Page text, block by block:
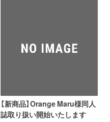
【新商品】Orange Maru様同人
誌取り扱い開始いたします